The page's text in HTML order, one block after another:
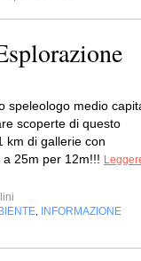
speleologo medio
scoperte di questo
km di gallerie con
25m per 12m!!!
INFORMAZIONE